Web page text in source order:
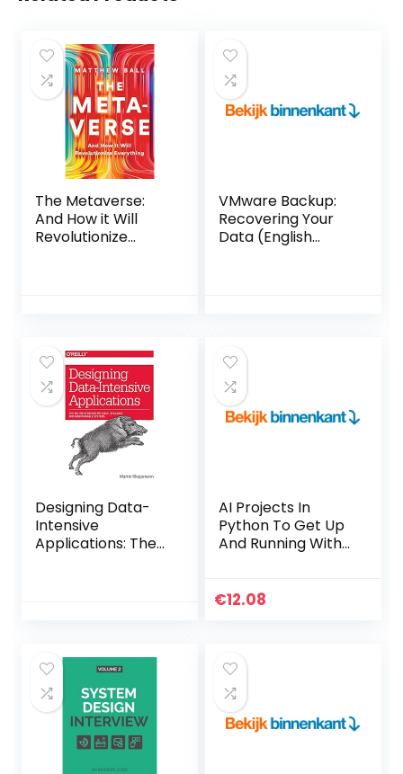
The Metaverse:
And How it Will
Revolutionize
VMware Backup:
Recovering Your
Data (English
Designing Data-
Intensive
Applications: The
mei 2017
AI Projects In
Python To Get Up
And Running With
(English Edition)
€12.08